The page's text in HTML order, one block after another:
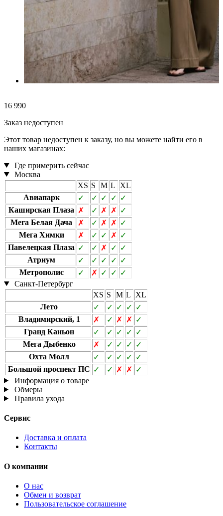
16 990
Заказ недоступен
Этот товар недоступен к заказу, но вы можете найти его в
наших магазинах:
Где примерить сейчас
Москва
XS S M L
XL
Авиапарк
✓ ✓ ✓ ✓ ✓
Каширская Плаза ✗ ✓ ✗ ✗ ✓
Мега Белая Дача
✗ ✓ ✗ ✗ ✓
Мега Химки
✗ ✓ ✓ ✗ ✓
Павелецкая Плаза ✓ ✓ ✗ ✓ ✓
Атриум
✓ ✓ ✓ ✓ ✓
Метрополис
✓ ✗ ✓ ✓ ✓
Санкт-Петербург
XS S M L
XL
Лето
✓ ✓ ✓ ✓ ✓
Владимирский, 1
✗ ✓ ✗ ✗ ✓
Гранд Каньон
✓ ✓ ✓ ✓ ✓
Мега Дыбенко
✗ ✓ ✓ ✓ ✓
Охта Молл
✓ ✓ ✓ ✓ ✓
Большой проспект ПС ✓ ✓ ✗ ✗ ✓
Информация о товаре
Обмеры
Правила ухода
Сервис
Доставка и оплата
Контакты
О компании
О нас
Обмен и возврат
Пользовательское соглашение